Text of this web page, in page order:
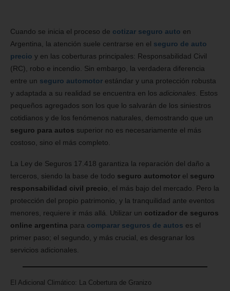
Cuando se inicia el proceso de cotizar seguro auto en
Argentina, la atención suele centrarse en el seguro de auto
precio y en las coberturas principales: Responsabilidad Civil
(RC), robo e incendio. Sin embargo, la verdadera diferencia
entre un seguro automotor estándar y una protección robusta
y adaptada a su realidad se encuentra en los adicionales . Estos
pequeños agregados son los que lo salvarán de los siniestros
cotidianos y de los fenómenos naturales, demostrando que un
seguro para autos superior no es necesariamente el más
costoso, sino el más completo.
La Ley de Seguros 17.418 garantiza la reparación del daño a
terceros, siendo la base de todo seguro automotor el seguro
responsabilidad civil precio , el más bajo del mercado. Pero la
protección del propio patrimonio, y la tranquilidad ante eventos
menores, requiere ir más allá. Utilizar un cotizador de seguros
online argentina para comparar seguros de autos es el
primer paso; el segundo, y más crucial, es desgranar los
servicios adicionales.
El Adicional Climático: La Cobertura de Granizo